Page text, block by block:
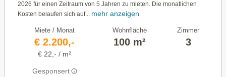
2026 für einen Zeitraum von 5 Jahren zu mieten. Die monatlichen
Kosten belaufen sich auf... mehr anzeigen
Miete / Monat
€ 2.200,-
€ 22,- / m²
Gesponsert
Wohnfläche
100 m²
Zimmer
3